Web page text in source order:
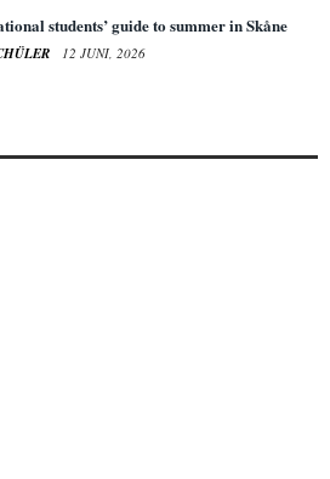
students’ guide to summer in Skåne
12 JUNI, 2026